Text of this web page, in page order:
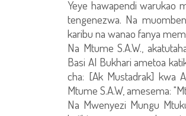
Yeye hawapendi warukao
tengenezwa. Na
karibu na wanao fanya
Na Mtume S.A.W.,
Basi Al Bukhari ametoa
cha: [Ak Mustadrak] kwa
Mtume S.A.W, amesema:
Na Mwenyezi Mungu